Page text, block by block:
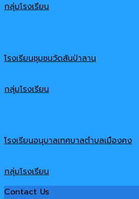
กลุ่มโรงเรียน
โรงเรียนชุมชนวัดสันป่าลาน
กลุ่มโรงเรียน
โรงเรียนอนุบาลเทศบาลตำบลเมืองคง
กลุ่มโรงเรียน
Contact Us